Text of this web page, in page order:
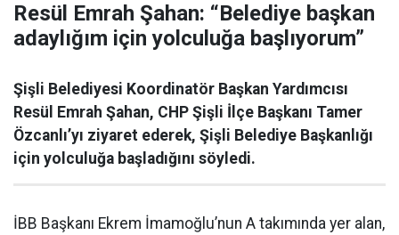
Resül Emrah Şahan: “Belediye başkan
adaylığım için yolculuğa başlıyorum”
Şişli Belediyesi Koordinatör Başkan Yardımcısı
Resül Emrah Şahan, CHP Şişli İlçe Başkanı Tamer
Özcanlı’yı ziyaret ederek, Şişli Belediye Başkanlığı
için yolculuğa başladığını söyledi.
İBB Başkanı Ekrem İmamoğlu’nun A takımında yer alan,